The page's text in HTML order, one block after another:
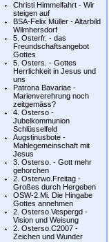
Christi Himmelfahrt - Wir
steigen auf
BSA-Felix Müller - Altarbild
Wilmhersdorf
5. Osterfr. - das
Freundschaftsangebot
Gottes
5. Osters. - Gottes
Herrlichkeit in Jesus und
uns
Patrona Bavariae -
Marienverehrung noch
zeitgemäss?
4. Osterso -
Jubelkommunion
Schlüsselfeld
Augstinusbote -
Mahlegemeinschaft mit
Jesus
3. Osterso. - Gott mehr
gehorchen
2. Osterwo.Freitag -
Großes durch Hergeben
OSW-2.Mi. Die Hingabe
Gottes annehmen
2. Osterso.Vespergd -
Vision und Weisung
2. Osterso.C2007 -
Zeichen und Wunder